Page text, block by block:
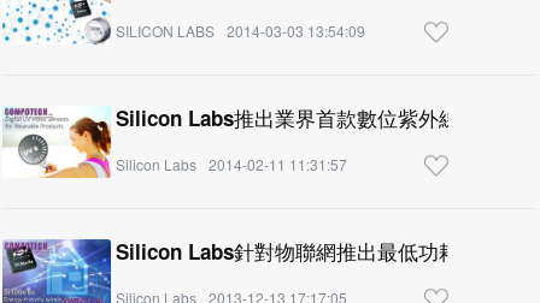
SILICON LABS 2014-03-03 13:54:09
Silicon Labs推出業界首款數位紫外線指數感
Silicon Labs 2014-02-11 11:31:57
Silicon Labs針對物聯網推出最低功耗和最小
Silicon Labs 2013-12-13 17:17:05